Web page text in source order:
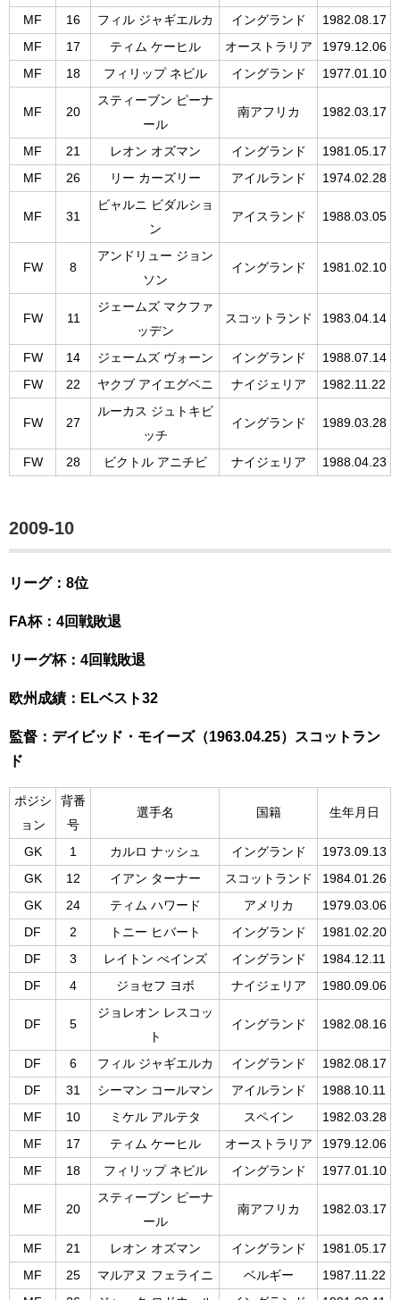
MF 16 フィル ジャギエルカ イングランド
1982.08.17
MF
17 ティム ケーヒル オーストラリア
1979.12.06
MF
18 フィリップ ネビル イングランド 1977.01.10
MF 20
スティーブン ピーナ
ール
南アフリカ 1982.03.17
MF 21 レオン オズマン イングランド
1981.05.17
MF
26 リー カーズリー アイルランド 1974.02.28
MF 31
ビャルニ ビダルショ
ン
アイスランド 1988.03.05
FW 8
アンドリュー ジョン
ソン
イングランド 1981.02.10
FW 11
ジェームズ マクファ
ッデン
スコットランド 1983.04.14
FW 14 ジェームズ ヴォーン イングランド
1988.07.14
FW
22 ヤクブ アイエグベニ ナイジェリア 1982.11.22
FW 27
ルーカス ジュトキビ
ッチ
イングランド 1989.03.28
FW 28 ビクトル アニチビ ナイジェリア 1988.04.23
2009-10
リーグ：8位
FA杯：4回戦敗退
リーグ杯：4回戦敗退
欧州成績：ELベスト32
監督：デイビッド・モイーズ（1963.04.25）スコットラン
ド
ポジシ
ョン
背番
号
選手名 国籍 生年月日
GK 1 カルロ ナッシュ イングランド
1973.09.13
GK
12 イアン ターナー スコットランド
1984.01.26
GK
24 ティム ハワード アメリカ
1979.03.06
DF
2 トニー ヒバート イングランド
1981.02.20
DF
3 レイトン べインズ イングランド
1984.12.11
DF
4 ジョセフ ヨボ ナイジェリア 1980.09.06
DF 5
ジョレオン レスコッ
ト
イングランド 1982.08.16
DF 6 フィル ジャギエルカ イングランド
1982.08.17
DF
31 シーマン コールマン アイルランド
1988.10.11
MF
10 ミケル アルテタ スペイン
1982.03.28
MF
17 ティム ケーヒル オーストラリア
1979.12.06
MF
18 フィリップ ネビル イングランド 1977.01.10
MF 20
スティーブン ピーナ
ール
南アフリカ 1982.03.17
MF 21 レオン オズマン イングランド
1981.05.17
MF
25 マルアヌ フェライニ ベルギー
1987.11.22